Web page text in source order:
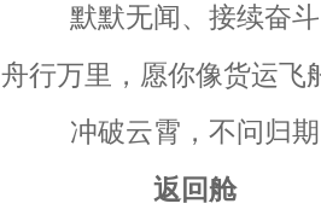
默默无闻、接续奋斗
舟行万里，愿你像货运飞
冲破云霄，不问归期
返回舱